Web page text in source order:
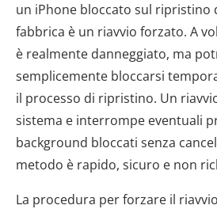
un iPhone bloccato sul ripristino
fabbrica è un riavvio forzato. A
è realmente danneggiato, ma
semplicemente bloccarsi
il processo di ripristino. Un
sistema e interrompe eventuali
background bloccati senza
metodo è rapido, sicuro e non
La procedura per forzare il